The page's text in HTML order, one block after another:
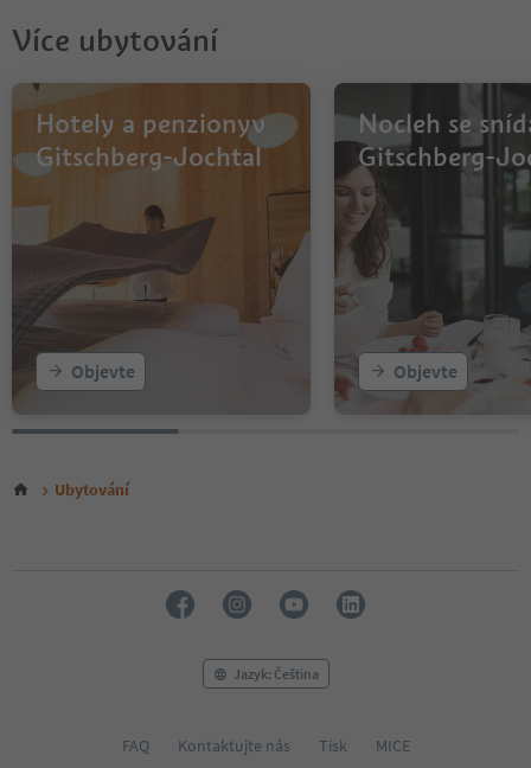
Více ubytování
Hotely a penzionyv
Gitschberg-Jochtal
Objevte
Nocleh se
Gitschberg-
Objevte
Ubytování
Jazyk: Čeština
FAQ Kontaktujte nás Tisk
MICE